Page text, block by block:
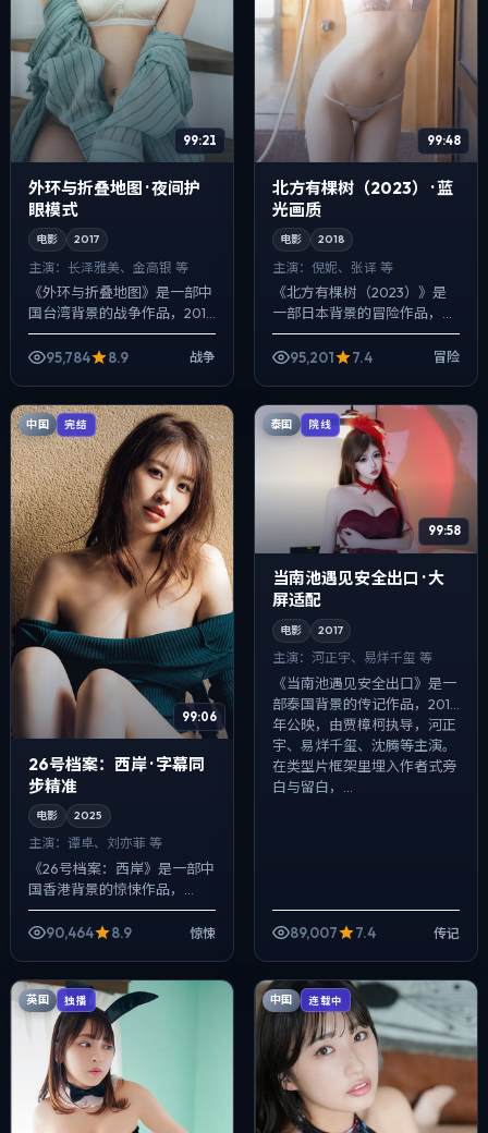
99:21
外环与折叠地图 · 夜间护
眼模式
电影 2017
主演： 长泽雅美、金高银 等
《外环与折叠地图》是一部中
国台湾背景的战争作品，2017
年公映，由韦斯·安德森执导，
长泽雅美、金高银、王景春等
95,784 8.9 战争
99:48
北方有棵树（2023） · 蓝
光画质
电影 2018
主演： 倪妮、张译 等
《北方有棵树（2023）》是
一部日本背景的冒险作品，
2018年公映，由新海诚执导，
倪妮、张译、秦昊等主演。用
95,201 7.4 冒险
中国 完结
99:06
26号档案：西岸 · 字幕同
步精准
电影 2025
主演： 谭卓、刘亦菲 等
《26号档案：西岸》是一部中
国香港背景的惊悚作品，
2025年公映，由徐克执导，
谭卓、刘亦菲、安藤樱等主
90,464 8.9 惊悚
泰国 院线
99:58
当南池遇见安全出口 · 大
屏适配
电影 2017
主演： 河正宇、易烊千玺 等
《当南池遇见安全出口》是一
部泰国背景的传记作品，2017
年公映，由贾樟柯执导，河正
宇、易烊千玺、沈腾等主演。
在类型片框架里埋入作者式旁
白与留白，...
89,007 7.4 传记
英国 独播 中国 连载中